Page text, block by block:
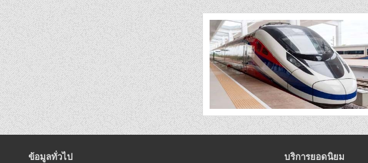
ข้อมูลทั่วไป บริการยอดนิยม